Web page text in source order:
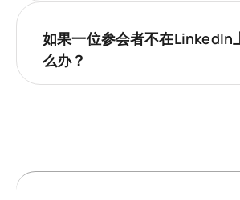
如果一位参会者不在LinkedIn
么办？